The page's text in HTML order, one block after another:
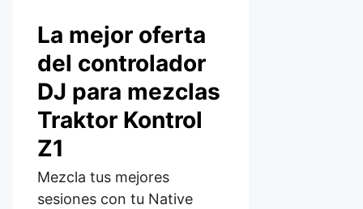
La mejor oferta
del controlador
DJ para mezclas
Traktor Kontrol
Z1
Mezcla tus mejores
sesiones con tu Native